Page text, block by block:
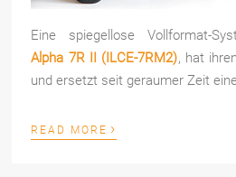
Eine spiegellose Vollformat-
Alpha 7R II (ILCE-7RM2), hat
und ersetzt seit geraumer Zeit
READ MORE ›